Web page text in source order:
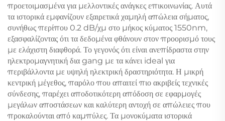
προετοιμασμένα για μελλοντικές ανάγκες επικοινωνίας. Αυτά
τα ιστορικά εμφανίζουν εξαιρετικά χαμηλή απώλεια σήματος,
συνήθως περίπου 0.2 dB/χμ στο μήκος κύματος 1550nm,
εξασφαλίζοντας ότι τα δεδομένα φθάνουν στον προορισμό τους
με ελάχιστη διαφθορά. Το γεγονός ότι είναι ανεπίδραστα στην
ηλεκτρομαγνητική δια gang με τα κάνει ideal για
περιβάλλοντα με υψηλή ηλεκτρική δραστηριότητα. Η μικρή
κεντρική μέγεθος, παρόλο που απαιτεί πιο ακριβείς τεχνικές
σύνδεσης, παρέχει αποδοτικότερη απόδοση σε εφαρμογές
μεγάλων αποστάσεων και καλύτερη αντοχή σε απώλειες που
προκαλούνται από καμπύλες. Τα μονοκύματα ιστορικά